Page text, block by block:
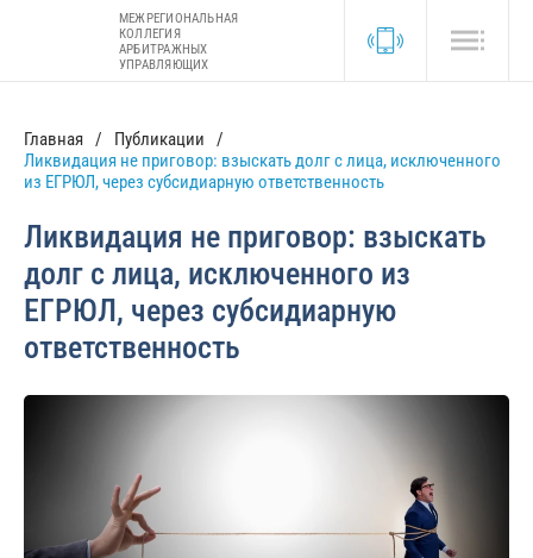
МЕЖРЕГИОНАЛЬНАЯ
КОЛЛЕГИЯ
АРБИТРАЖНЫХ
УПРАВЛЯЮЩИХ
Главная
Публикации
Ликвидация не приговор: взыскать долг с лица, исключенного
из ЕГРЮЛ, через субсидиарную ответственность
Ликвидация не приговор: взыскать
долг с лица, исключенного из
ЕГРЮЛ, через субсидиарную
ответственность